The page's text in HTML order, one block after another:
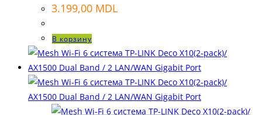
3.199,00 MDL
В корзину